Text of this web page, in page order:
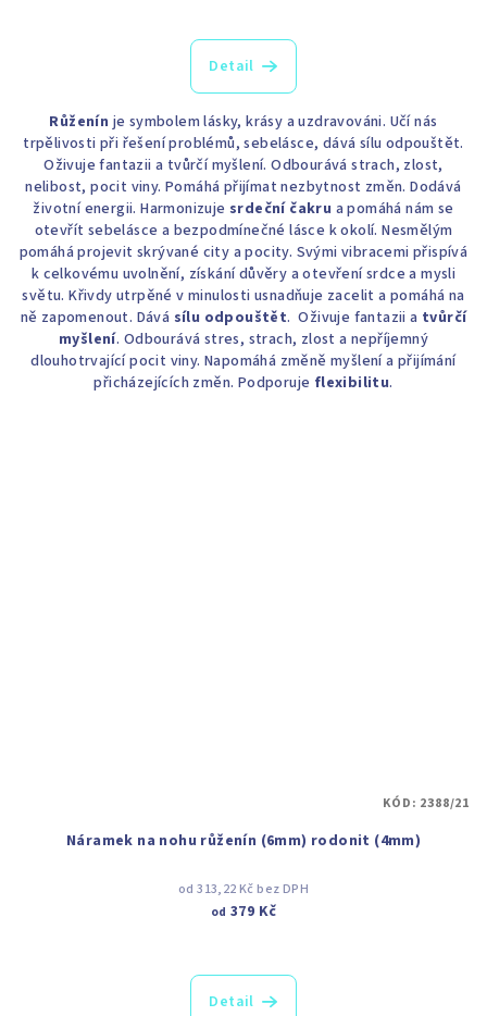
Detail
Růženín je symbolem lásky, krásy a uzdravováni. Učí nás
trpělivosti při řešení problémů, sebelásce, dává sílu odpouštět.
Oživuje fantazii a tvůrčí myšlení. Odbourává strach, zlost,
nelibost, pocit viny. Pomáhá přijímat nezbytnost změn. Dodává
životní energii. Harmonizuje srdeční čakru a pomáhá nám se
otevřít sebelásce a bezpodmínečné lásce k okolí. Nesmělým
pomáhá projevit skrývané city a pocity. Svými vibracemi přispívá
k celkovému uvolnění, získání důvěry a otevření srdce a mysli
světu. Křivdy utrpěné v minulosti usnadňuje zacelit a pomáhá na
ně zapomenout. Dává sílu odpouštět. Oživuje fantazii a tvůrčí
myšlení. Odbourává stres, strach, zlost a nepříjemný
dlouhotrvající pocit viny. Napomáhá změně myšlení a přijímání
přicházejících změn. Podporuje flexibilitu.
Náramek na nohu růženín (6mm) rodonit (4mm)
od 313,22 Kč bez DPH
od 379 Kč
Detail
KÓD: 2388/21